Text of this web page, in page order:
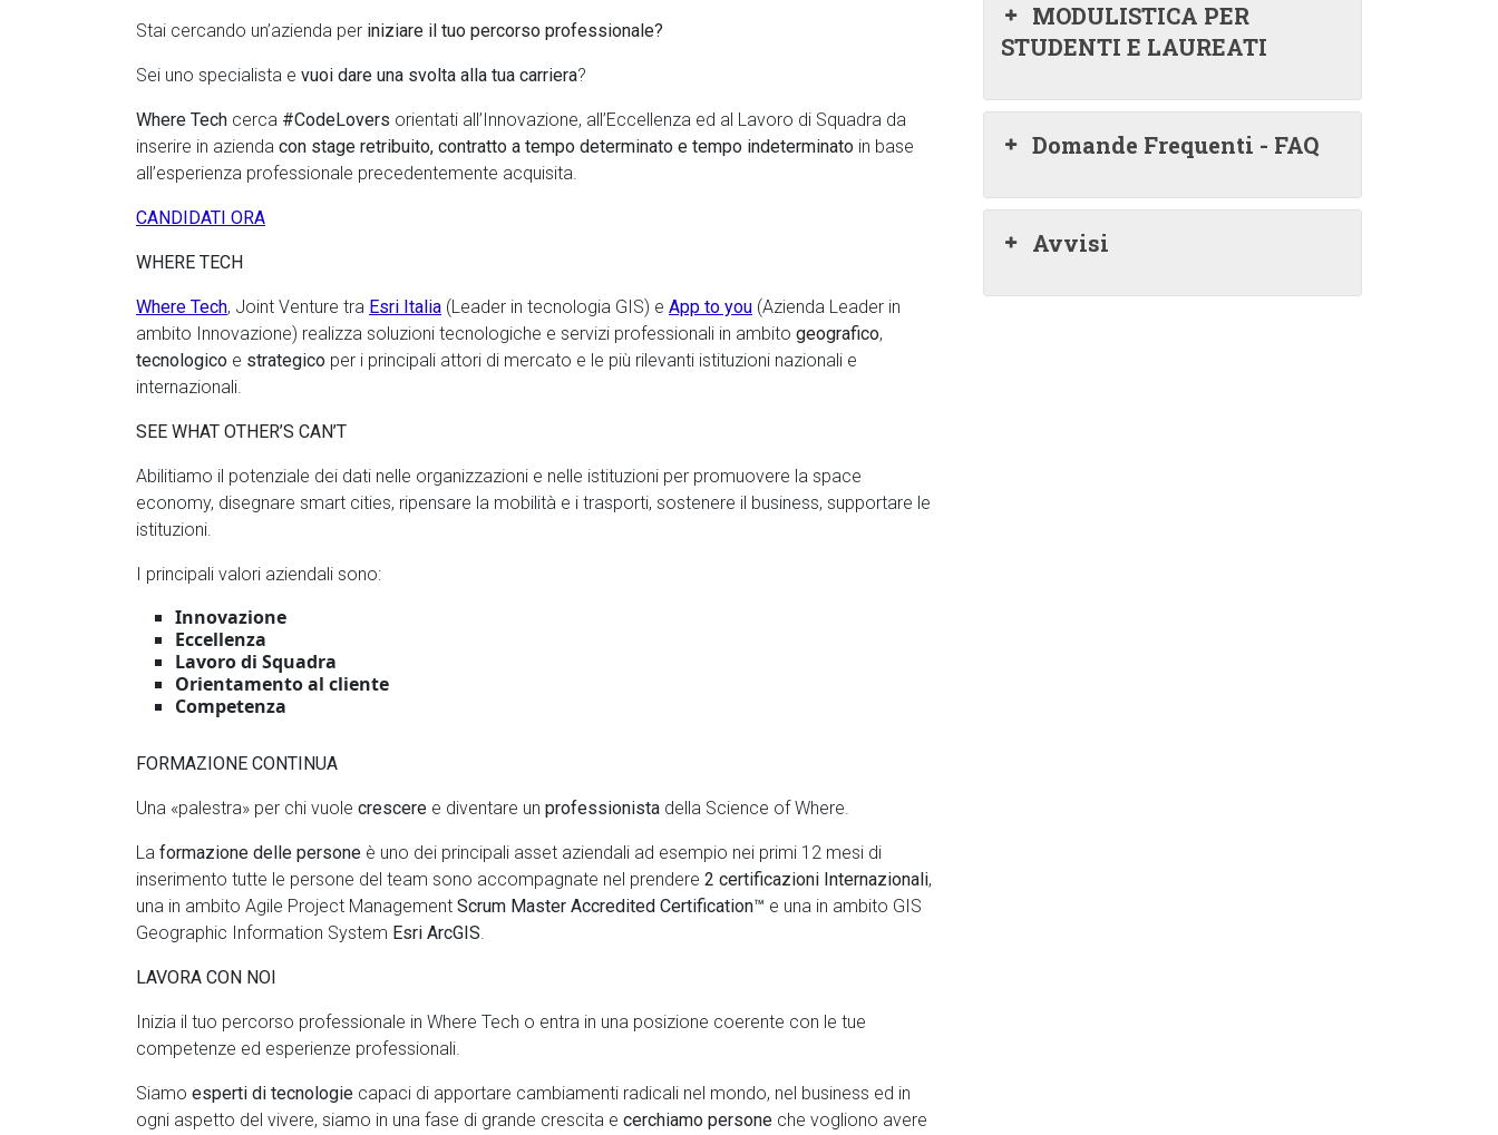
Stai cercando un’azienda per iniziare il tuo percorso professionale?
Sei uno specialista e vuoi dare una svolta alla tua carriera?
Where Tech cerca #CodeLovers orientati all’Innovazione, all’Eccellenza ed al Lavoro di Squadra da
inserire in azienda con stage retribuito, contratto a tempo determinato e tempo indeterminato in base
all’esperienza professionale precedentemente acquisita.
CANDIDATI ORA
WHERE TECH
Where Tech, Joint Venture tra Esri Italia (Leader in tecnologia GIS) e App to you (Azienda Leader in
ambito Innovazione) realizza soluzioni tecnologiche e servizi professionali in ambito geografico,
tecnologico e strategico per i principali attori di mercato e le più rilevanti istituzioni nazionali e
internazionali.
SEE WHAT OTHER’S CAN’T
Abilitiamo il potenziale dei dati nelle organizzazioni e nelle istituzioni per promuovere la space
economy, disegnare smart cities, ripensare la mobilità e i trasporti, sostenere il business, supportare le
istituzioni.
I principali valori aziendali sono:
Innovazione
Eccellenza
Lavoro di Squadra
Orientamento al cliente
Competenza
FORMAZIONE CONTINUA
Una «palestra» per chi vuole crescere e diventare un professionista della Science of Where.
La formazione delle persone è uno dei principali asset aziendali ad esempio nei primi 12 mesi di
inserimento tutte le persone del team sono accompagnate nel prendere 2 certificazioni Internazionali,
una in ambito Agile Project Management Scrum Master Accredited Certification™ e una in ambito GIS
Geographic Information System Esri ArcGIS.
LAVORA CON NOI
Inizia il tuo percorso professionale in Where Tech o entra in una posizione coerente con le tue
competenze ed esperienze professionali.
Siamo esperti di tecnologie capaci di apportare cambiamenti radicali nel mondo, nel business ed in
ogni aspetto del vivere, siamo in una fase di grande crescita e cerchiamo persone che vogliono avere
MODULISTICA PER
STUDENTI E LAUREATI
Domande Frequenti - FAQ
Avvisi